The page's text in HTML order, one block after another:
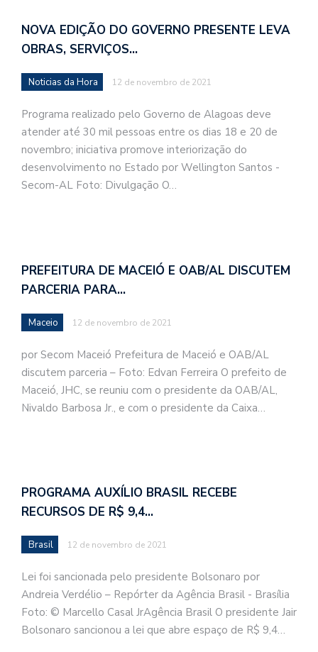
NOVA EDIÇÃO DO GOVERNO PRESENTE LEVA
OBRAS, SERVIÇOS…
Noticias da Hora 12 de novembro de 2021
Programa realizado pelo Governo de Alagoas deve
atender até 30 mil pessoas entre os dias 18 e 20 de
novembro; iniciativa promove interiorização do
desenvolvimento no Estado por Wellington Santos -
Secom-AL Foto: Divulgação O…
PREFEITURA DE MACEIÓ E OAB/AL DISCUTEM
PARCERIA PARA…
Maceio 12 de novembro de 2021
por Secom Maceió Prefeitura de Maceió e OAB/AL
discutem parceria – Foto: Edvan Ferreira O prefeito de
Maceió, JHC, se reuniu com o presidente da OAB/AL,
Nivaldo Barbosa Jr., e com o presidente da Caixa…
PROGRAMA AUXÍLIO BRASIL RECEBE
RECURSOS DE R$ 9,4…
Brasil 12 de novembro de 2021
Lei foi sancionada pelo presidente Bolsonaro por
Andreia Verdélio – Repórter da Agência Brasil - Brasília
Foto: © Marcello Casal JrAgência Brasil O presidente Jair
Bolsonaro sancionou a lei que abre espaço de R$ 9,4…